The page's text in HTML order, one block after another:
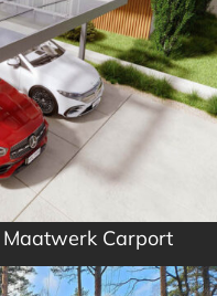
Maatwerk Carport